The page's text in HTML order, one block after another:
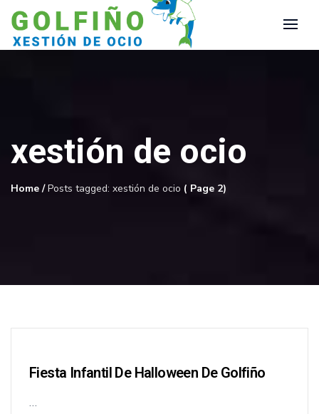
xestión de ocio
Home /Posts tagged: xestión de ocio ( Page 2)
Fiesta Infantil De Halloween De Golfiño
…